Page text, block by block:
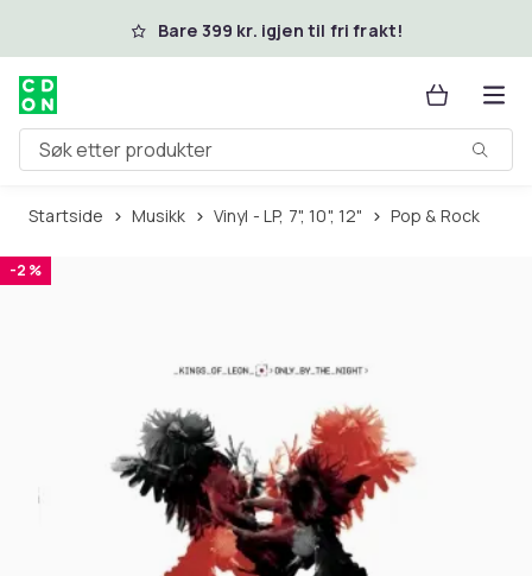
Hopp til hovedinnholdBare 399 kr. igjen til fri frakt!
Søk etter produkter
Startside Musikk Vinyl - LP, 7", 10", 12" Pop & Rock
-2 %